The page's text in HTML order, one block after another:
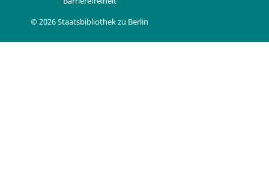
© 2026 Staatsbibliothek zu Berlin